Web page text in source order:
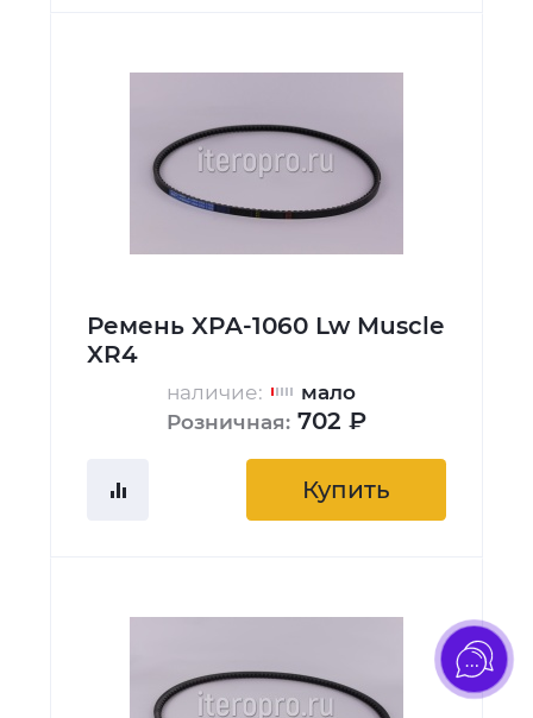
Ремень XPA-1060 Lw Muscle
XR4
наличие:
мало
Розничная: 702 ₽
Купить